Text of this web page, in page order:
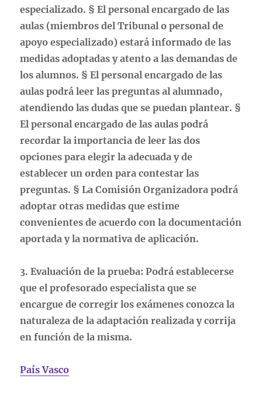
especializado. § El personal encargado de las
aulas (miembros del Tribunal o personal de
apoyo especializado) estará informado de las
medidas adoptadas y atento a las demandas de
los alumnos. § El personal encargado de las
aulas podrá leer las preguntas al alumnado,
atendiendo las dudas que se puedan plantear. §
El personal encargado de las aulas podrá
recordar la importancia de leer las dos
opciones para elegir la adecuada y de
establecer un orden para contestar las
preguntas. § La Comisión Organizadora podrá
adoptar otras medidas que estime
convenientes de acuerdo con la documentación
aportada y la normativa de aplicación.
3. Evaluación de la prueba: Podrá establecerse
que el profesorado especialista que se
encargue de corregir los exámenes conozca la
naturaleza de la adaptación realizada y corrija
en función de la misma.
País Vasco